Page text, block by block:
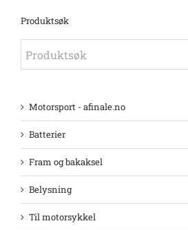
Produktsøk
Motorsport - afinale.no
Batterier
Fram og bakaksel
Belysning
Til motorsykkel